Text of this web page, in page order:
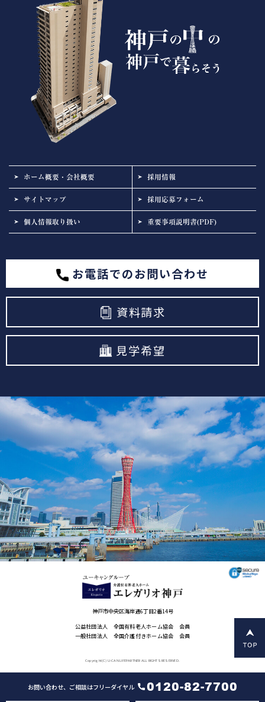
ホーム概要・会社概要 採用情報
サイトマップ 採用応募フォーム
個人情報取り扱い 重要事項説明書(PDF)
お電話でのお問い合わせ
資料請求
見学希望
神戸市中央区海岸通6丁目2番14号
お問い合わせ、ご相談はフリーダイヤル 0120-82-7700
公益社団法人 全国有料老人ホーム協会 会員
一般社団法人 全国介護付きホーム協会 会員
Copyright(C) U-CAN LIFEPARTNER ALL RIGHTS RESERVED.